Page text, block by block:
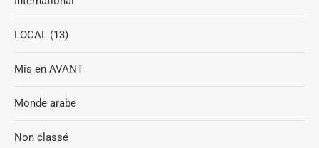
LOCAL (13)
Mis en AVANT
Monde arabe
Non classé